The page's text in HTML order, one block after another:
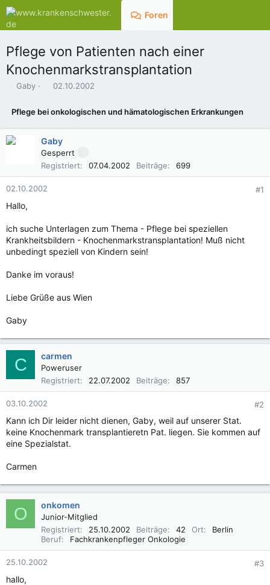
Foren
Pflege von Patienten nach einer
Knochenmarkstransplantation
E
s
t
e
Gaby
E
t
e
l
l
a
02.10.2002
Pflege bei onkologischen und hämatologischen Erkrankungen
Gaby
Gesperrt
Registriert
07.04.2002 Beiträge 699
02.10.2002 #1
Hallo,
ich suche Unterlagen zum Thema - Pflege bei speziellen
Krankheitsbildern - Knochenmarkstransplantation! Muß nicht
unbedingt speziell von Kindern sein!
Danke im voraus!
Liebe Grüße aus Wien
Gaby
C carmen
Poweruser
Registriert
22.07.2002 Beiträge 857
03.10.2002 #2
Kann ich Dir leider nicht dienen, Gaby, weil auf unserer Stat.
keine Knochenmark transplantieretn Pat. liegen. Sie kommen auf
eine Spezialstat.
Carmen
O onkomen
Junior-Mitglied
Registriert
25.10.2002 Beiträge 42 Ort
Berlin
Beruf
Fachkrankenpfleger Onkologie
25.10.2002 #3
hallo,